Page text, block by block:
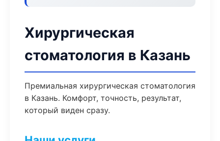
Хирургическая
стоматология в Казань
Премиальная хирургическая стоматология
в Казань. Комфорт, точность, результат,
который виден сразу.